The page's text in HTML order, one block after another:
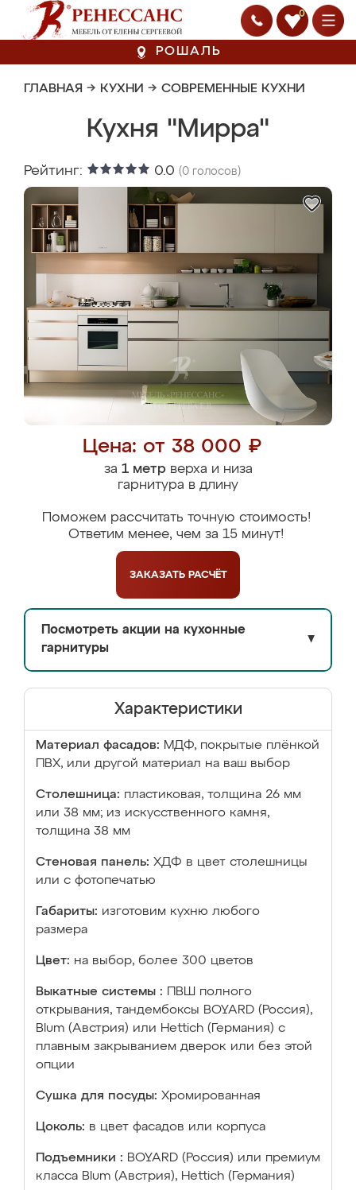
0
РОШАЛЬ
ГЛАВНАЯ → КУХНИ → СОВРЕМЕННЫЕ КУХНИ
Кухня "Мирра"
Рейтинг: 0.0 (0 голосов)
Цена: от 38 000 ₽
за 1 метрверха и низа
гарнитура в длину
Поможем рассчитать точную стоимость!
Ответим менее, чем за 15 минут!
ЗАКАЗАТЬ РАСЧЁТ
Посмотреть акции на кухонные
гарнитуры
▼
Характеристики
Материал фасадов: МДФ, покрытые плёнкой
ПВХ, или другой материал на ваш выбор
Столешница: пластиковая, толщина 26 мм
или 38 мм; из искусственного камня,
толщина 38 мм
Стеновая панель: ХДФ в цвет столешницы
или с фотопечатью
Габариты: изготовим кухню любого
размера
Цвет: на выбор, более 300 цветов
Выкатные системы :
ПВШ полного
открывания, тандембоксы BOYARD (Россия),
Blum (Австрия) или Hettich (Германия) с
плавным закрыванием дверок или без этой
опции
Сушка для посуды: Хромированная
Цоколь: в цвет фасадов или корпуса
Подъемники : BOYARD (Россия) или премиум
класса Blum (Австрия), Hettich (Германия)